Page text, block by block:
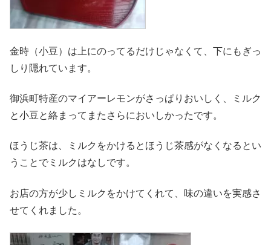
金時（小豆）は上にのってるだけじゃなくて、下にもぎっ
しり隠れています。
御浜町特産のマイアーレモンがさっぱりおいしく、ミルク
と小豆と絡まってまたさらにおいしかったです。
ほうじ茶は、ミルクをかけるとほうじ茶感がなくなるとい
うことでミルクはなしです。
お店の方が少しミルクをかけてくれて、味の違いを実感さ
せてくれました。